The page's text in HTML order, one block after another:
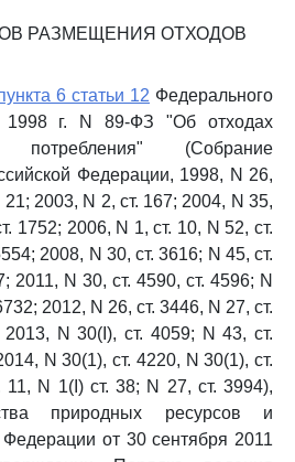
РАЗМЕЩЕНИЯ ОТХОДОВ
6 статьи 12 Федерального
г. N 89-ФЗ "Об отходах
(Собрание
Федерации, 1998, N 26,
21; 2003, N 2, ст. 167; 2004, N 35,
1752; 2006, N 1, ст. 10, N 52, ст.
2008, N 30, ст. 3616; N 45, ст.
2011, N 30, ст. 4590, ст. 4596; N
2012, N 26, ст. 3446, N 27, ст.
N 30(I), ст. 4059; N 43, ст.
N 30(1), ст. 4220, N 30(1), ст.
N 1(I) ст. 38; N 27, ст. 3994),
природных ресурсов и
Федерации от 30 сентября 2011